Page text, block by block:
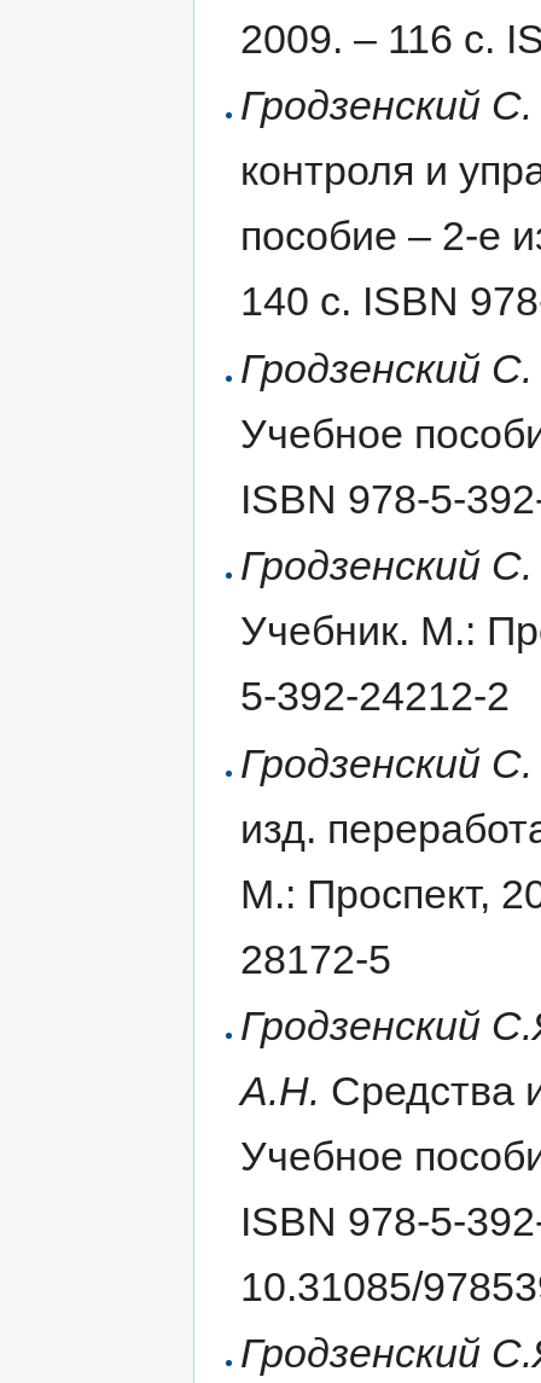
2009. – 116 с.
Гродзенский
контроля и
пособие – 2-е
140 с. ISBN
Гродзенский
Учебное
ISBN 978-5-
Гродзенский
Учебник. М.:
5-392-24212-2
Гродзенский
изд.
М.: Проспект,
28172-5
Гродзенский
А.Н. Средства
Учебное
ISBN 978-5-
10.31085/
Гродзенский